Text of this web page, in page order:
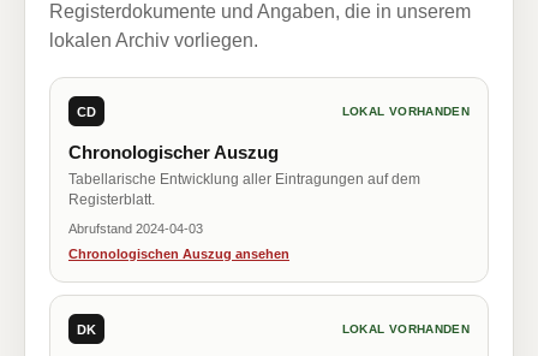
Registerdokumente und Angaben, die in unserem
lokalen Archiv vorliegen.
CD LOKAL VORHANDEN
Chronologischer Auszug
Tabellarische Entwicklung aller Eintragungen auf dem
Registerblatt.
Abrufstand 2024-04-03
Chronologischen Auszug ansehen
DK LOKAL VORHANDEN